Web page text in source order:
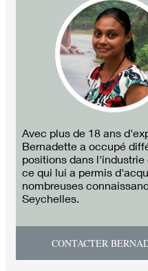
Avec plus de 18 ans
Bernadette a occupé
positions dans l'industrie
ce qui lui a permis
nombreuses
Seychelles.
CONTACTER